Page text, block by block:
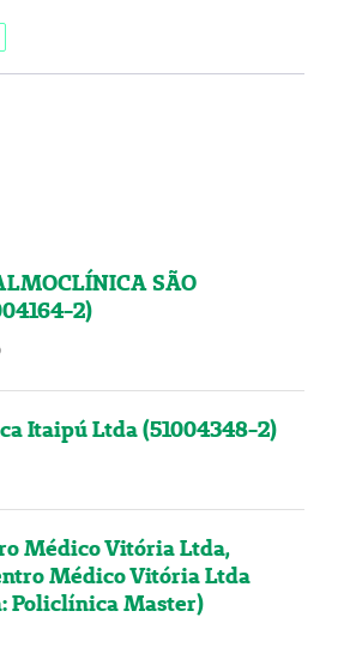
SÃO
2)
Itaipú Ltda (51004348-2)
Médico Vitória Ltda,
Médico Vitória Ltda
Policlínica Master)